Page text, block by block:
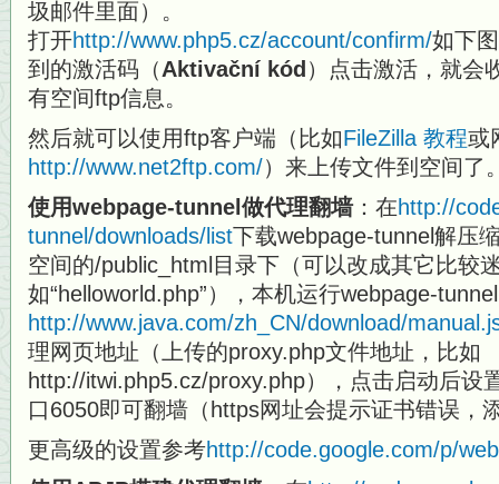
圾邮件里面）。
打开http://www.php5.cz/account/confirm/如下
到的激活码（Aktivační kód ）点击激活，就会
有空间ftp信息。
然后就可以使用ftp客户端（比如FileZilla 教程或
http://www.net2ftp.com/）来上传文件到空间了
使用webpage-tunnel做代理翻墙：在http://
tunnel/downloads/list下载webpage-tunnel解压
空间的/public_html目录下（可以改成其它比较
如“helloworld.php”），本机运行webpage-
http://www.java.com/zh_CN/download/
理网页地址（上传的proxy.php文件地址，比如
http://itwi.php5.cz/proxy.php），点击启动后设
口6050即可翻墙（https网址会提示证书错误，
更高级的设置参考http://code.google.com/p/